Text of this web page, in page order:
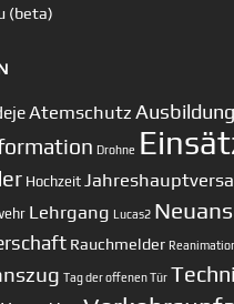
(beta)
Atemschutz Ausbildung
Drohne
Hochzeit
Lehrgang Lucas2
Rauchmelder
Tag der offenen Tür